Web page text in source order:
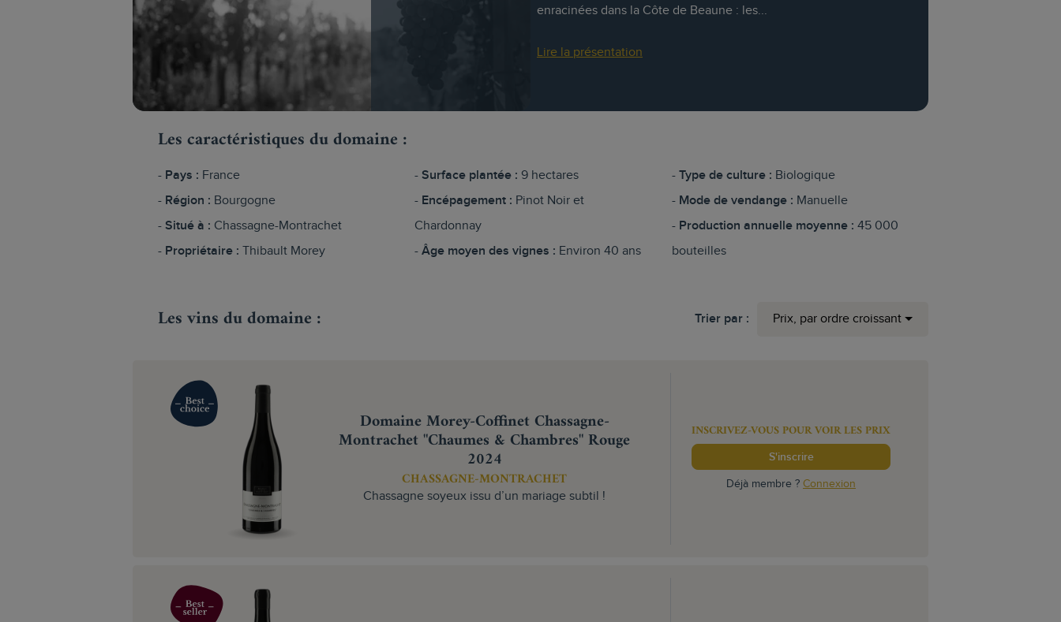
enracinées dans la Côte de Beaune : les...
Lire la présentation
Les caractéristiques du domaine :
Pays : France
Région : Bourgogne
Situé à : Chassagne-Montrachet
Propriétaire : Thibault Morey
Surface plantée : 9 hectares
Encépagement :
Chardonnay
Âge moyen des vignes : Environ 40 ans
Type de culture : Biologique
Mode de vendange : Manuelle
Production annuelle moyenne :
bouteilles
Les vins du domaine : Trier par : Prix, par ordre croissant
Domaine Morey-Coffinet Chassagne-
Montrachet "Chaumes & Chambres" Rouge
2024
CHASSAGNE-MONTRACHET
Chassagne soyeux issu d’un mariage subtil !
INSCRIVEZ-VOUS POUR VOIR LES PRIX
S'inscrire
Déjà membre ? Connexion